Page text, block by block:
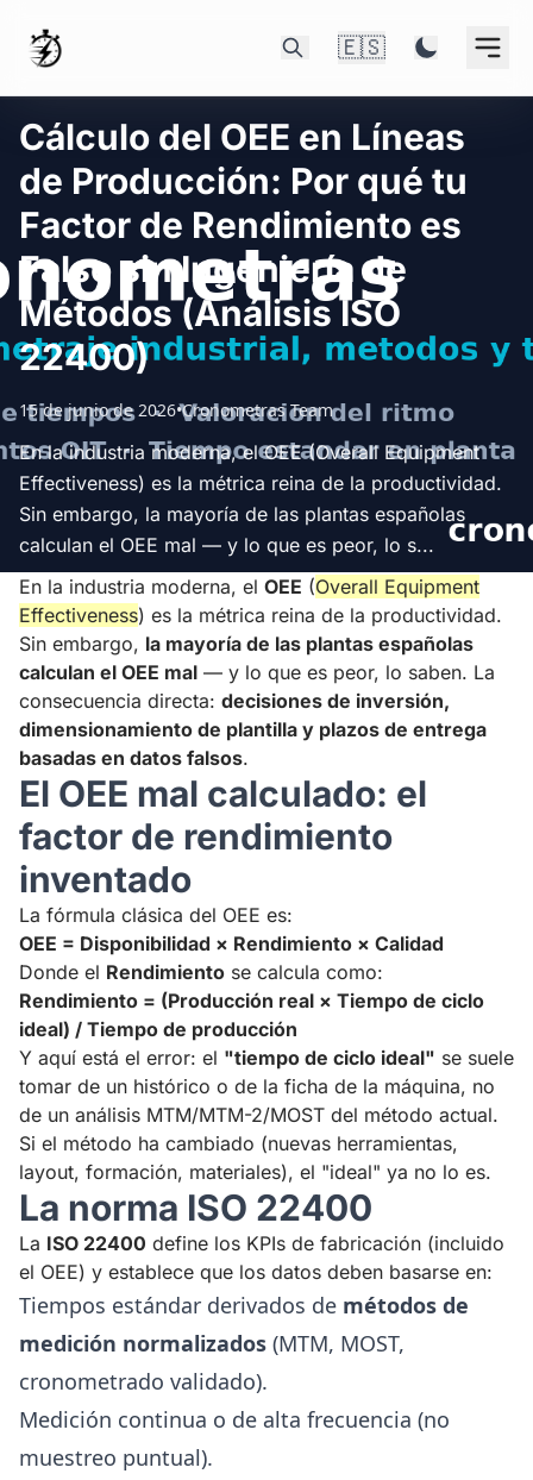
🇪🇸
Cálculo del OEE en Líneas
de Producción: Por qué tu
Factor de Rendimiento es
Falso sin Ingeniería de
Métodos (Análisis ISO
22400)
15 de junio de 2026•Cronometras Team
En la industria moderna, el OEE (Overall Equipment
Effectiveness) es la métrica reina de la productividad.
Sin embargo, la mayoría de las plantas españolas
calculan el OEE mal — y lo que es peor, lo s...
Leer en voz alta Detener
En la industria moderna, el OEE (Overall Equipment
Effectiveness) es la métrica reina de la productividad.
Sin embargo, la mayoría de las plantas españolas
calculan el OEE mal — y lo que es peor, lo saben. La
consecuencia directa: decisiones de inversión,
dimensionamiento de plantilla y plazos de entrega
basadas en datos falsos.
El OEE mal calculado: el
factor de rendimiento
inventado
La fórmula clásica del OEE es:
OEE = Disponibilidad × Rendimiento × Calidad
Donde el Rendimiento se calcula como:
Rendimiento = (Producción real × Tiempo de ciclo
ideal) / Tiempo de producción
Y aquí está el error: el "tiempo de ciclo ideal" se suele
tomar de un histórico o de la ficha de la máquina, no
de un análisis MTM/MTM-2/MOST del método actual.
Si el método ha cambiado (nuevas herramientas,
layout, formación, materiales), el "ideal" ya no lo es.
La norma ISO 22400
La ISO 22400 define los KPIs de fabricación (incluido
el OEE) y establece que los datos deben basarse en:
Tiempos estándar derivados de métodos de
medición normalizados (MTM, MOST,
cronometrado validado).
Medición continua o de alta frecuencia (no
muestreo puntual).